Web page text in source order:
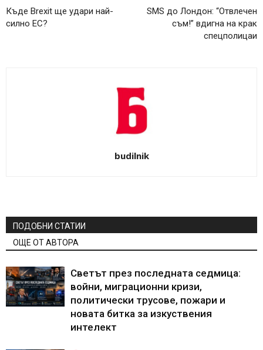
Къде Brexit ще удари най-
силно ЕС?
SMS до Лондон: “Отвлечен
съм!” вдигна на крак
спецполицаи
budilnik
ПОДОБНИ СТАТИИ
ОЩЕ ОТ АВТОРА
Светът през последната седмица:
войни, миграционни кризи,
политически трусове, пожари и
новата битка за изкуствения
интелект